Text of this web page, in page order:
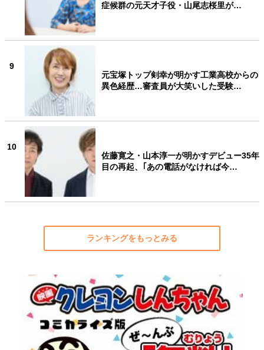
症候群の元天才子役・山尾志桜里が…
9
元宝塚トップ剣幸が明かす工業高校からの
異色経歴…審査員が大笑いした受験…
10
佐藤寛之・山本淳一が明かすデビュー35年
目の再起、｢あの電話がなければ今…
ランキングをもっとみる